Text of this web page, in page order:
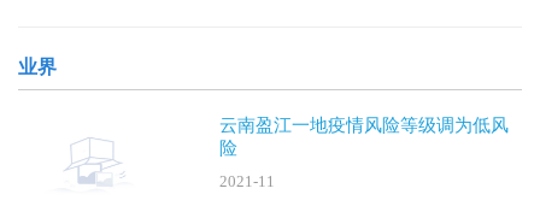
业界
云南盈江一地疫情风险等级调为低风
险
2021-11